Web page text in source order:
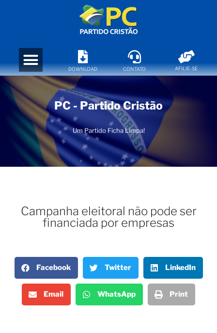
DOWNLOAD CONTATO AFILIE-SE
PC - Partido Cristão
Um Partido Ficha Limpa!
Campanha eleitoral não pode ser
financiada por empresas
Facebook Twitter LinkedIn
Email WhatsApp Print